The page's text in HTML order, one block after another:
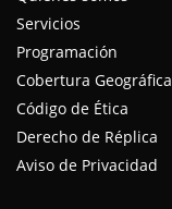
Servicios
Programación
Cobertura Geográfica
Código de Ética
Derecho de Réplica
Aviso de Privacidad